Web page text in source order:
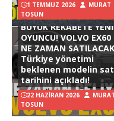
1 TEMMUZ 2026
MURAT
TOSUN
BÜYÜK REKABETE YENİ
OYUNCU! VOLVO EX60
NE ZAMAN
Türkiye yönetimi
beklenen modelin
tarihini açıkladı!
22 HAZIRAN 2026
MURAT
TOSUN